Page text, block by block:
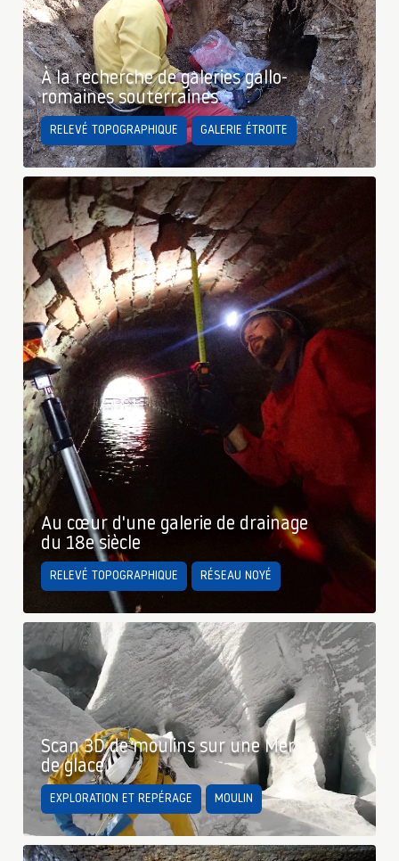
À la recherche de galeries gallo-
romaines souterraines
RELEVÉ TOPOGRAPHIQUE GALERIE ÉTROITE
Au cœur d'une galerie de drainage
du 18e siècle
RELEVÉ TOPOGRAPHIQUE RÉSEAU NOYÉ
Scan 3D de moulins sur une Mer
de glace
EXPLORATION ET REPÉRAGE MOULIN